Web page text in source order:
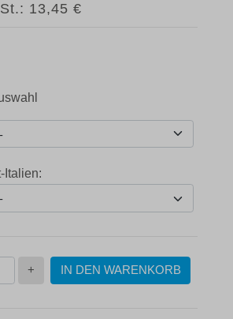
13,45 €
Italien:
+ IN DEN WARENKORB